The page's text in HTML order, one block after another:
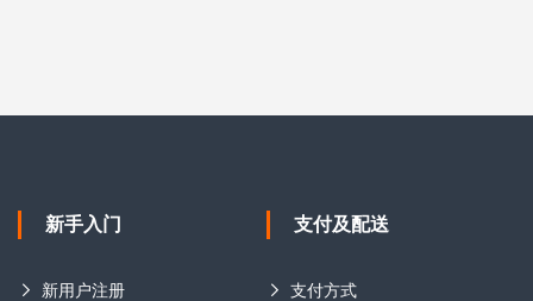
新手入门
新用户注册
支付及配送
支付方式